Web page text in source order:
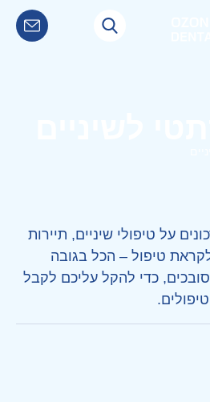
על טיפולי שיניים, תיירות
טיפול – הכל בגובה
כדי להקל עליכם לקבל